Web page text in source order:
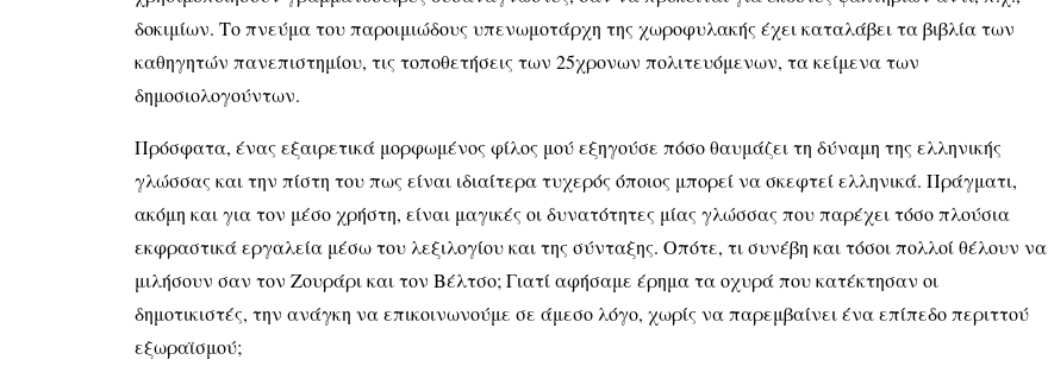
δοκιμίων. Το πνεύμα του παροιμιώδους υπενωμοτάρχη της χωροφυλακής έχει καταλάβει τα βιβλία των
καθηγητών πανεπιστημίου, τις τοποθετήσεις των 25χρονων πολιτευόμενων, τα κείμενα των
δημοσιολογούντων.
Πρόσφατα, ένας εξαιρετικά μορφωμένος φίλος μού εξηγούσε πόσο θαυμάζει τη δύναμη της ελληνικής
γλώσσας και την πίστη του πως είναι ιδιαίτερα τυχερός όποιος μπορεί να σκεφτεί ελληνικά. Πράγματι,
ακόμη και για τον μέσο χρήστη, είναι μαγικές οι δυνατότητες μίας γλώσσας που παρέχει τόσο πλούσια
εκφραστικά εργαλεία μέσω του λεξιλογίου και της σύνταξης. Οπότε, τι συνέβη και τόσοι πολλοί θέλουν να
μιλήσουν σαν τον Ζουράρι και τον Βέλτσο; Γιατί αφήσαμε έρημα τα οχυρά που κατέκτησαν οι
δημοτικιστές, την ανάγκη να επικοινωνούμε σε άμεσο λόγο, χωρίς να παρεμβαίνει ένα επίπεδο περιττού
εξωραϊσμού;